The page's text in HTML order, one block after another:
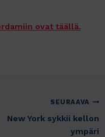
ovat täällä.
SEURAAVA
New York sykkii kellon
ympäri